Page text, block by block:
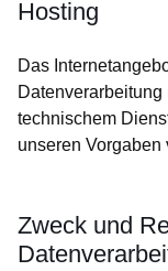
Hosting
Das
Datenverarbeitung
technischem
unseren Vorgaben
Zweck und